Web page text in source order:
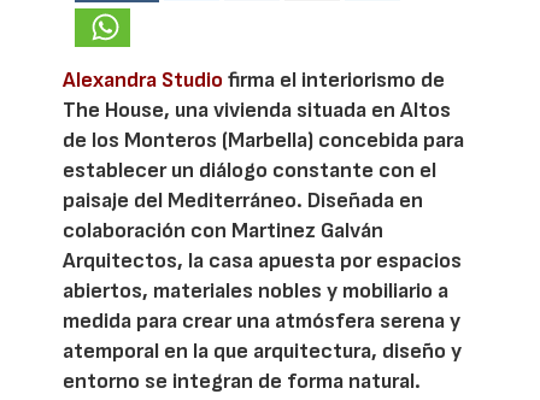
Alexandra Studio firma el interiorismo de
The House, una vivienda situada en Altos
de los Monteros (Marbella) concebida para
establecer un diálogo constante con el
paisaje del Mediterráneo. Diseñada en
colaboración con Martinez Galván
Arquitectos, la casa apuesta por espacios
abiertos, materiales nobles y mobiliario a
medida para crear una atmósfera serena y
atemporal en la que arquitectura, diseño y
entorno se integran de forma natural.